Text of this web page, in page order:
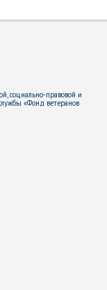
социально-правовой и
«Фонд ветеранов